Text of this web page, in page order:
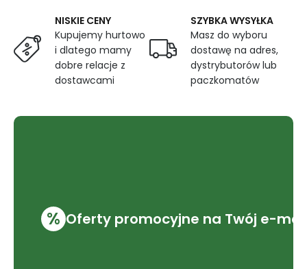
NISKIE CENY
Kupujemy hurtowo
i dlatego mamy
dobre relacje z
dostawcami
SZYBKA WYSYŁKA
Masz do wyboru
dostawę na adres,
dystrybutorów lub
paczkomatów
% Oferty promocyjne na Twój e-mail